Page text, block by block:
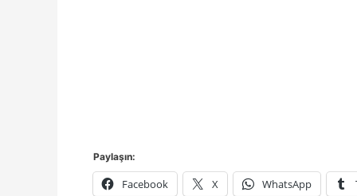
Paylaşın:
Facebook X WhatsApp